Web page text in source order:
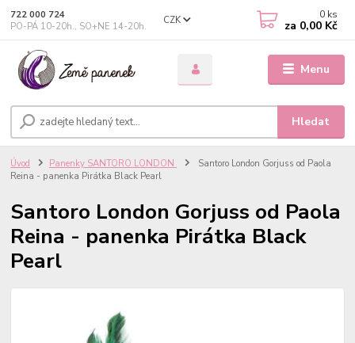
Menu
CZK
Hledat
722 000 724
PO-PÁ 10-20h., SO+NE 14-20h.
0 ks
za 0,00 Kč
Úvod Panenky SANTORO LONDON
Santoro London Gorjuss od Paola
Reina - panenka Pirátka Black Pearl
Santoro London Gorjuss od Paola
Reina - panenka Pirátka Black
Pearl